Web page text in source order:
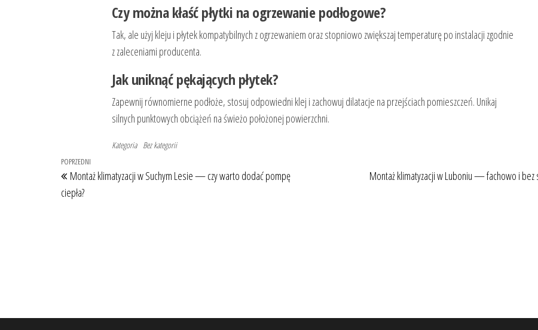
Czy można kłaść płytki na ogrzewanie podłogowe?
Tak, ale użyj kleju i płytek kompatybilnych z ogrzewaniem oraz stopniowo zwiększaj temperaturę po instalacji zgodnie
z zaleceniami producenta.
Jak uniknąć pękających płytek?
Zapewnij równomierne podłoże, stosuj odpowiedni klej i zachowuj dilatacje na przejściach pomieszczeń. Unikaj
silnych punktowych obciążeń na świeżo położonej powierzchni.
Kategoria Bez kategorii
Nawigacja
wpisu
Poprzedni
wpis
POPRZEDNI
Montaż klimatyzacji w Suchym Lesie — czy warto dodać pompę
ciepła?
Montaż klimatyzacji w Luboniu — fachowo i bez